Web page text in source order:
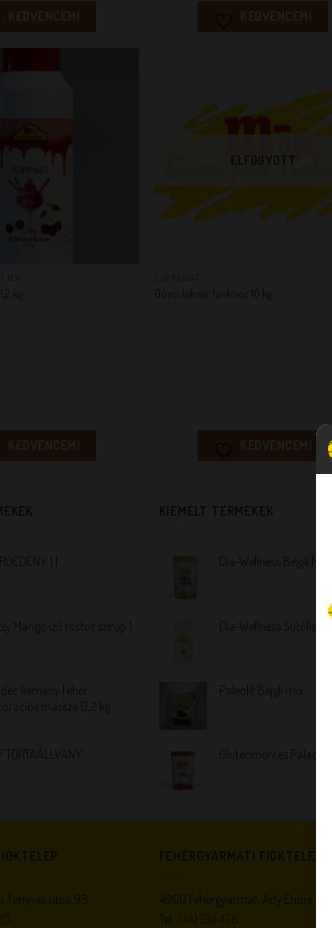
KEDVENCEM! KEDVENCEM!
kg
KEDVENCEM!
Gönci lekvár fánkhoz 10 kg
KEDVENCEM!
1 l
Mangó ízű rostos szirup 1
kemény fehér
massza 0,2 kg
TORTAÁLLVÁNY
KIEMELT TERMÉKEK
Dia-Wellness Bejgli Mix
Dia-Wellness Sütőliszt
Paleolit Bejgli mix
Gluténmentes
Fenyves utca 99.
FEHÉRGYARMATI FIÓKTELEP
4900 Fehérgyarmat, Ady Endre
Tel.: